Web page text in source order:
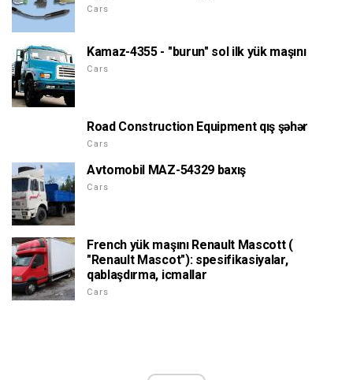
Cars
Kamaz-4355 - "burun" sol ilk yük maşını
Cars
Road Construction Equipment qış şəhər
Cars
Avtomobil MAZ-54329 baxış
Cars
French yük maşını Renault Mascott (
"Renault Mascot"): spesifikasiyalar,
qablaşdırma, icmallar
Cars